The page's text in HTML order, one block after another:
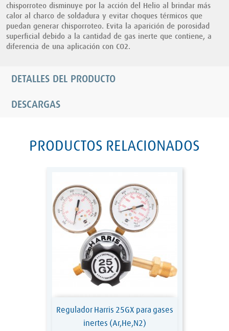
chisporroteo disminuye por la acción del Helio al brindar más
calor al charco de soldadura y evitar choques térmicos que
puedan generar chisporroteo. Evita la aparición de porosidad
superficial debido a la cantidad de gas inerte que contiene, a
diferencia de una aplicación con CO2.
DETALLES DEL PRODUCTO
DESCARGAS
PRODUCTOS RELACIONADOS
Regulador Harris 25GX para gases
inertes (Ar,He,N2)